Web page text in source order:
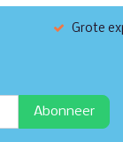
Grote
Abonneer